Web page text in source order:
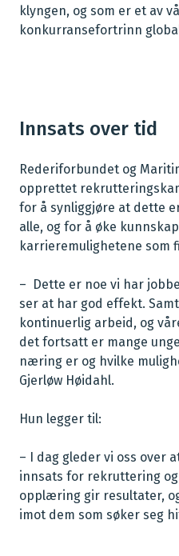
klyngen, og som er et av
konkurransefortrinn
Innsats over tid
Rederiforbundet og
opprettet
for å synliggjøre at dette
alle, og for å øke
karrieremulighetene som
– Dette er noe vi har
ser at har god effekt.
kontinuerlig arbeid, og
det fortsatt er mange
næring er og hvilke
Gjerløw Høidahl.
Hun legger til:
– I dag gleder vi oss over
innsats for rekruttering og
opplæring gir resultater,
imot dem som søker seg